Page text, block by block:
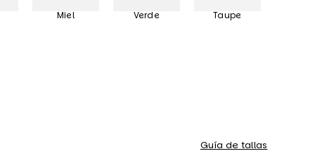
Miel Verde Taupe
Guía de tallas